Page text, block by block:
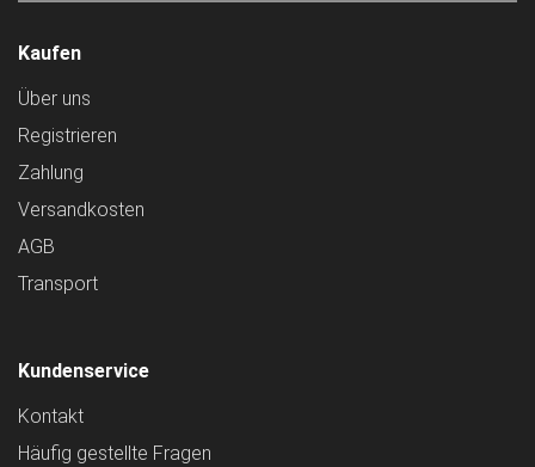
Kaufen
Über uns
Registrieren
Zahlung
Versandkosten
AGB
Transport
Kundenservice
Kontakt
Häufig gestellte Fragen